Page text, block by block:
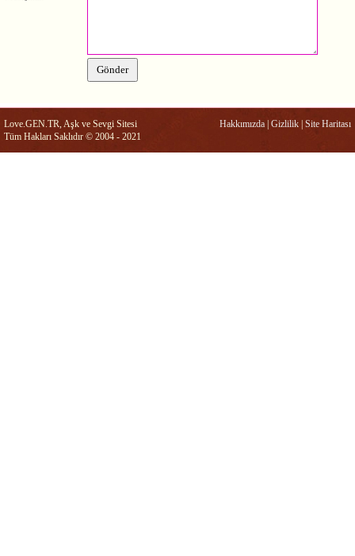
Love.GEN.TR, Aşk ve Sevgi Sitesi
Tüm Hakları Saklıdır © 2004 - 2021
Hakkımızda | Gizlilik | Site Haritası